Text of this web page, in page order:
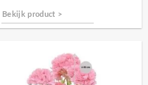
Bekijk product >